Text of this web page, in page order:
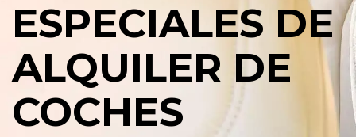
ESPECIALES DE
ALQUILER DE
COCHES